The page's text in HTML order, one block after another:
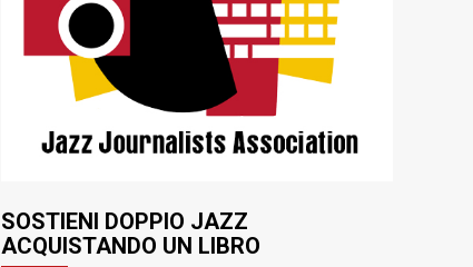
SOSTIENI DOPPIO JAZZ
ACQUISTANDO UN LIBRO